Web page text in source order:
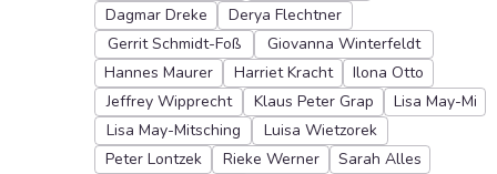
Dagmar Dreke
Derya Flechtner
Gerrit Schmidt-Foß
Giovanna Winterfeldt
Hannes Maurer
Harriet Kracht
Ilona Otto
Jeffrey Wipprecht
Klaus Peter Grap
Lisa May-Mi
Lisa May-Mitsching
Luisa Wietzorek
Peter Lontzek
Rieke Werner
Sarah Alles